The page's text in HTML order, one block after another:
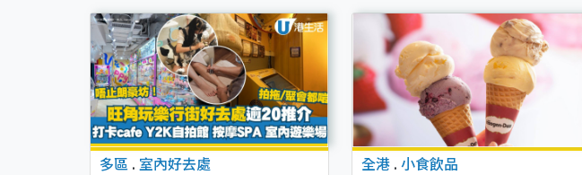
多區 . 室內好去處 全港 .小食飲品